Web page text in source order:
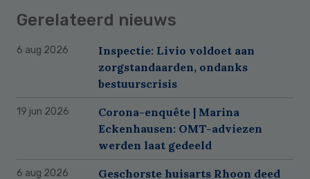
Gerelateerd nieuws
6 aug 2026
Inspectie: Livio voldoet aan
zorgstandaarden, ondanks
bestuurscrisis
19 jun 2026
Corona-enquête | Marina
Eckenhausen: OMT-adviezen
werden laat gedeeld
6 aug 2026
Geschorste huisarts Rhoon deed